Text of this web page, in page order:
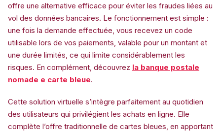
offre une alternative efficace pour éviter les fraudes liées au
vol des données bancaires. Le fonctionnement est simple :
une fois la demande effectuée, vous recevez un code
utilisable lors de vos paiements, valable pour un montant et
une durée limités, ce qui limite considérablement les
risques. En complément, découvrez la banque postale
nomade e carte bleue.
Cette solution virtuelle s’intègre parfaitement au quotidien
des utilisateurs qui privilégient les achats en ligne. Elle
complète l’offre traditionnelle de cartes bleues, en apportant